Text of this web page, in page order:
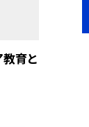
教育と